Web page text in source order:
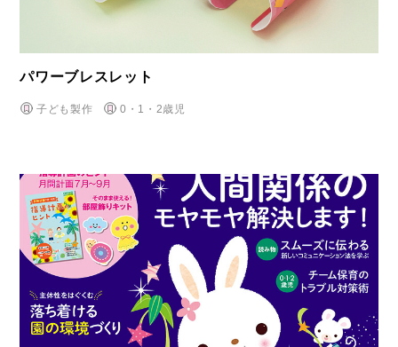
パワーブレスレット
子ども製作 0・1・2歳児